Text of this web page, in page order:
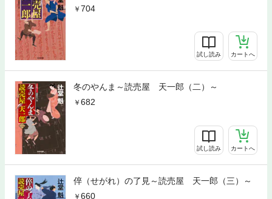
704
試し読み カートへ
冬のやんま～読売屋 天一郎（二）～
682
試し読み カートへ
倅（せがれ）の了見～読売屋 天一郎（三）～
660